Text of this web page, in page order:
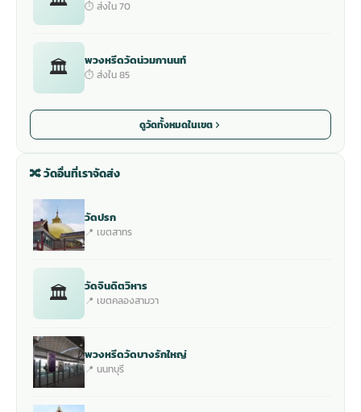
⏱ ส่งใน 70
🏛 พวงหรีดวัดน่วมกานนท์
⏱ ส่งใน 85
ดูวัดทั้งหมดในเขต
🔀 วัดอื่นที่เราจัดส่ง
วัดปรก
📍 เขตสาทร
🏛 วัดจินดิตวิหาร
📍 เขตคลองสามวา
พวงหรีดวัดบางรักใหญ่
📍 นนทบุรี